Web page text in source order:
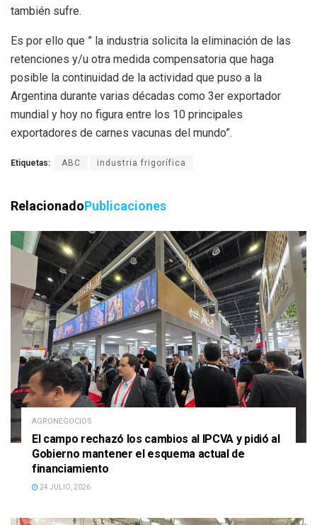
también sufre.
Es por ello que ” la industria solicita la eliminación de las
retenciones y/u otra medida compensatoria que haga
posible la continuidad de la actividad que puso a la
Argentina durante varias décadas como 3er exportador
mundial y hoy no figura entre los 10 principales
exportadores de carnes vacunas del mundo”.
Etiquetas: ABC industria frigorífica
RelacionadoPublicaciones
AGRONEGOCIOS
El campo rechazó los cambios al IPCVA y pidió al
Gobierno mantener el esquema actual de
financiamiento
24 JULIO, 2026